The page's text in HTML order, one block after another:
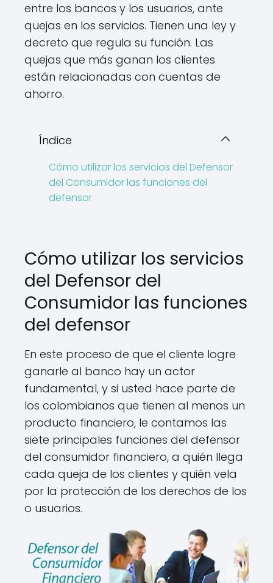
entre los bancos y los usuarios, ante
quejas en los servicios. Tienen una ley y
decreto que regula su función. Las
quejas que más ganan los clientes
están relacionadas con cuentas de
ahorro.
Índice
Cómo utilizar los servicios del Defensor
del Consumidor las funciones del
defensor
Cómo utilizar los servicios
del Defensor del
Consumidor las funciones
del defensor
En este proceso de que el cliente logre
ganarle al banco hay un actor
fundamental, y si usted hace parte de
los colombianos que tienen al menos un
producto financiero, le contamos las
siete principales funciones del defensor
del consumidor financiero, a quién llega
cada queja de los clientes y quién vela
por la protección de los derechos de los
o usuarios.